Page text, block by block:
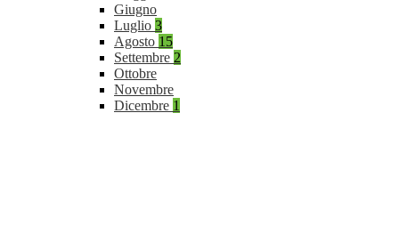
Giugno
Luglio 3
Agosto 15
Settembre 2
Ottobre
Novembre
Dicembre 1